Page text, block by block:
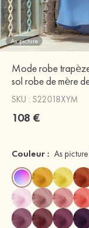
As picture
Mode robe
sol robe de mère
SKU : S22018XYM
108 €
Couleur : As picture